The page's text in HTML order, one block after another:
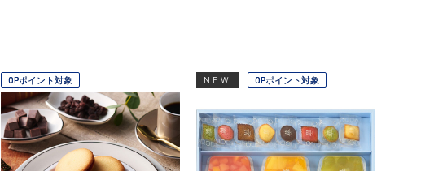
OPポイント対象 NEW OPポイント対象